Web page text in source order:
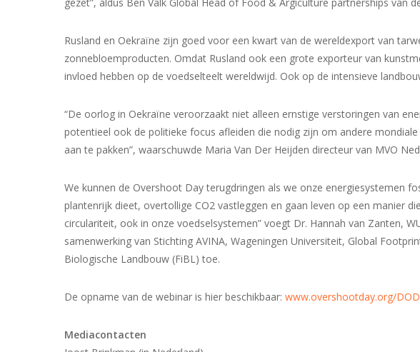
Rusland en Oekraïne zijn goed voor een kwart van de wereldexport van
zonnebloemproducten. Omdat Rusland ook een grote exporteur van
invloed hebben op de voedselteelt wereldwijd. Ook op de intensieve
“De oorlog in Oekraïne veroorzaakt niet alleen ernstige verstoringen van
potentieel ook de politieke focus afleiden die nodig zijn om andere
aan te pakken”, waarschuwde Maria Van Der Heijden directeur van MVO
We kunnen de Overshoot Day terugdringen als we onze energiesystemen
plantenrijk dieet, overtollige CO2 vastleggen en gaan leven op een manier
circulariteit, ook in onze voedselsystemen” voegt Dr. Hannah van Zanten,
samenwerking van Stichting AVINA, Wageningen Universiteit, Global
Biologische Landbouw (FiBL) toe.
De opname van de webinar is hier beschikbaar:www.overshootday.org/
Mediacontacten